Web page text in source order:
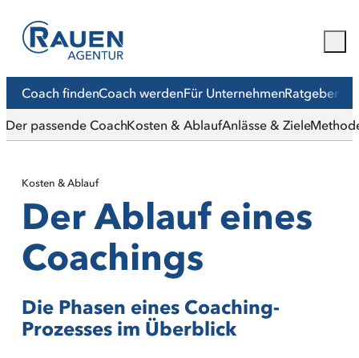
Coach findenCoach werdenFür UnternehmenRatgeber
Der passende CoachKosten & AblaufAnlässe & Ziele
Kosten & Ablauf
Der Ablauf eines
Coachings
Die Phasen eines Coaching-
Prozesses im Überblick